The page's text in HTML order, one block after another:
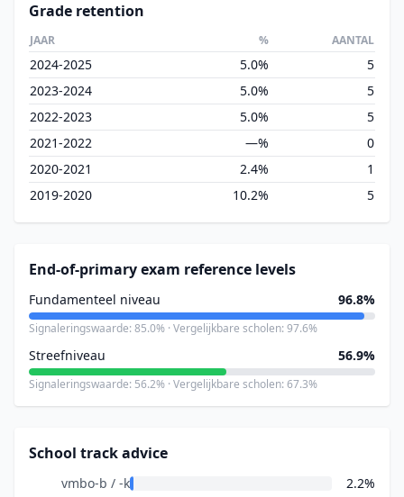
Grade retention
JAAR % AANTAL
2024-2025 5.0%
5
2023-2024
5.0%
5
2022-2023
5.0%
5
2021-2022
—%
0
2020-2021
2.4%
1
2019-2020
10.2% 5
End-of-primary exam reference levels
Fundamenteel niveau 96.8%
Signaleringswaarde: 85.0% · Vergelijkbare scholen: 97.6%
Streefniveau 56.9%
Signaleringswaarde: 56.2% · Vergelijkbare scholen: 67.3%
School track advice
vmbo-b / -k
2.2%